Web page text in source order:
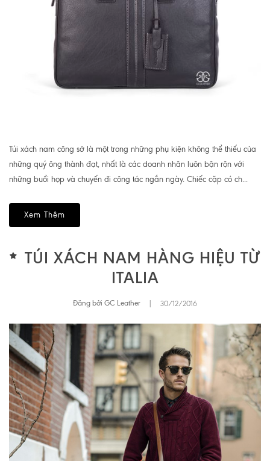
Túi xách nam công sở là một trong những phụ kiện không thể thiếu của
những quý ông thành đạt, nhất là các doanh nhân luôn bận rộn với
những buổi họp và chuyến đi công tác ngắn ngày. Chiếc cặp có ch...
Xem Thêm
TÚI XÁCH NAM HÀNG HIỆU TỪ
ITALIA
Đăng bởi GC Leather 30/12/2016